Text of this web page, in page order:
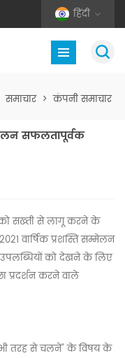
हिंदी
समाचार > कंपनी समाचार
सफलतापूर्वक
को सख्ती से लागू करने के
वार्षिक प्रशस्ति सम्मेलन
को देखने के लिए
प्रदर्शन करने वाले
तरह से चलने" के विषय के